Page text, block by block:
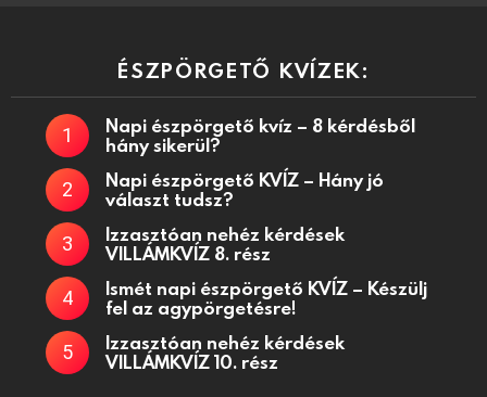
ÉSZPÖRGETŐ KVÍZEK:
Napi észpörgető kvíz – 8 kérdésből
hány sikerül?
Napi észpörgető KVÍZ – Hány jó
választ tudsz?
Izzasztóan nehéz kérdések
VILLÁMKVÍZ 8. rész
Ismét napi észpörgető KVÍZ – Készülj
fel az agypörgetésre!
Izzasztóan nehéz kérdések
VILLÁMKVÍZ 10. rész